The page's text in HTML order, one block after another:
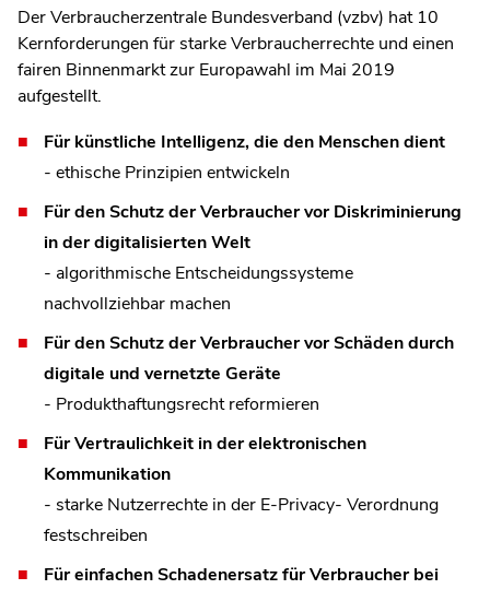
Der Verbraucherzentrale Bundesverband (vzbv) hat 10
Kernforderungen für starke Verbraucherrechte und einen
fairen Binnenmarkt zur Europawahl im Mai 2019
aufgestellt.
Für künstliche Intelligenz, die den Menschen dient
- ethische Prinzipien entwickeln
Für den Schutz der Verbraucher vor Diskriminierung
in der digitalisierten Welt
- algorithmische Entscheidungssysteme
nachvollziehbar machen
Für den Schutz der Verbraucher vor Schäden durch
digitale und vernetzte Geräte
- Produkthaftungsrecht reformieren
Für Vertraulichkeit in der elektronischen
Kommunikation
- starke Nutzerrechte in der E-Privacy- Verordnung
festschreiben
Für einfachen Schadenersatz für Verbraucher bei